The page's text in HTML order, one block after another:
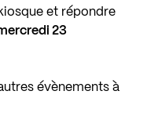
et répondre
23
évènements à